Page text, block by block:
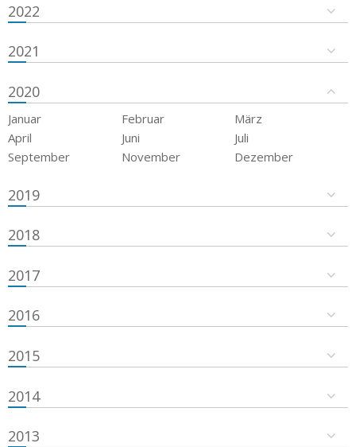
2022
2021
2020
Januar Februar
März
April
Juni
Juli
September
November Dezember
2019
2018
2017
2016
2015
2014
2013